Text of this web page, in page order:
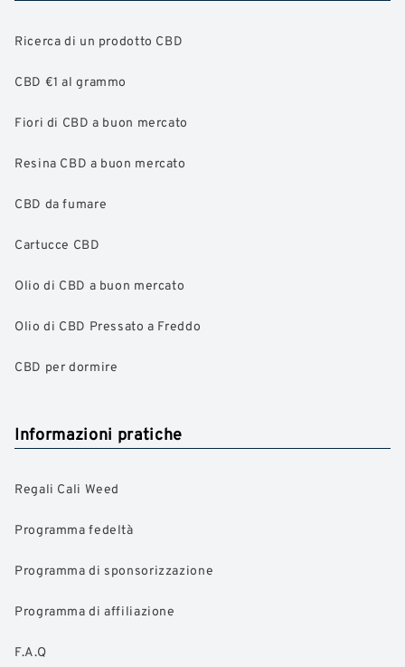
Ricerca di un prodotto CBD
CBD €1 al grammo
Fiori di CBD a buon mercato
Resina CBD a buon mercato
CBD da fumare
Cartucce CBD
Olio di CBD a buon mercato
Olio di CBD Pressato a Freddo
CBD per dormire
Informazioni pratiche
Regali Cali Weed
Programma fedeltà
Programma di sponsorizzazione
Programma di affiliazione
F.A.Q